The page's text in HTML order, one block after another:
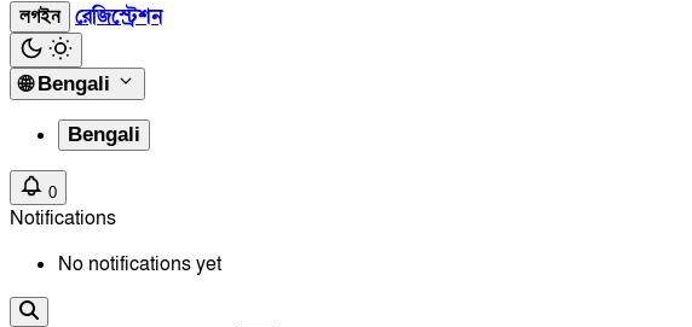
লগইন রেজিস্ট্রেশন
🌐 Bengali
Bengali
0
Notifications
No notifications yet